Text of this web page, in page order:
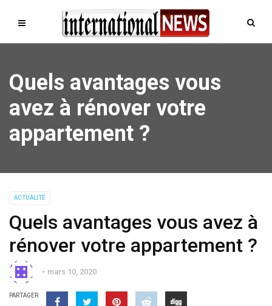
Quels avantages vous
avez à rénover votre
appartement ?
ACTUALITÉ
Quels avantages vous avez à
rénover votre appartement ?
mars 10, 2020
PARTAGER